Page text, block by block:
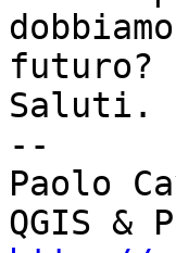
futuro?
Saluti.
--
Paolo